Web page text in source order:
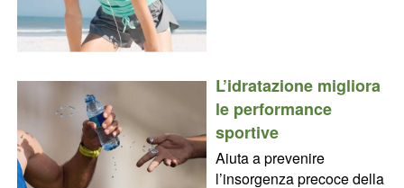
L’idratazione migliora
le performance
sportive
Aiuta a prevenire
l’insorgenza precoce della